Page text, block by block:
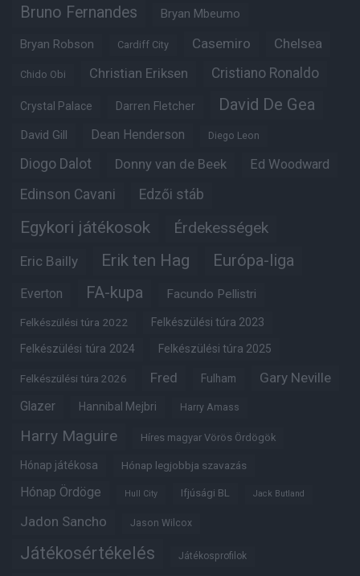
Bruno Fernandes Bryan Mbeumo
Bryan Robson Cardiff City Casemiro Chelsea
Chido Obi Christian Eriksen Cristiano Ronaldo
Crystal Palace Darren Fletcher David De Gea
David Gill Dean Henderson Diego Leon
Diogo Dalot Donny van de Beek Ed Woodward
Edinson Cavani Edzői stáb
Egykori játékosok Érdekességek
Eric Bailly Erik ten Hag Európa-liga
Everton FA-kupa Facundo Pellistri
Felkészülési túra 2022 Felkészülési túra 2023
Felkészülési túra 2024 Felkészülési túra 2025
Felkészülési túra 2026 Fred Fulham Gary Neville
Glazer Hannibal Mejbri Harry Amass
Harry Maguire Híres magyar Vörös Ördögök
Hónap játékosa Hónap legjobbja szavazás
Hónap Ördöge Hull City Ifjúsági BL Jack Butland
Jadon Sancho Jason Wilcox
Játékosértékelés Játékosprofilok